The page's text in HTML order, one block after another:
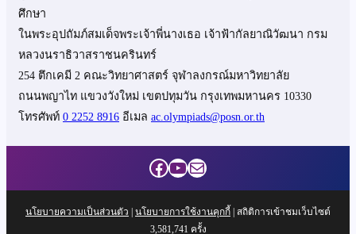
ศึกษา
ในพระอุปถัมภ์สมเด็จพระเจ้าพี่นางเธอ เจ้าฟ้ากัลยาณิวัฒนา กรม
หลวงนราธิวาสราชนครินทร์
254 ตึกเคมี 2 คณะวิทยาศาสตร์ จุฬาลงกรณ์มหาวิทยาลัย
ถนนพญาไท แขวงวังใหม่ เขตปทุมวัน กรุงเทพมหานคร 10330
โทรศัพท์ 0 2252 8916 อีเมล ac.olympiads@posn.or.th
Facebook
YouTube
Mail
นโยบายความเป็นส่วนตัว | นโยบายการใช้งานคุกกี้ | สถิติการเข้าชมเว็บไซต์
3,581,741 ครั้ง